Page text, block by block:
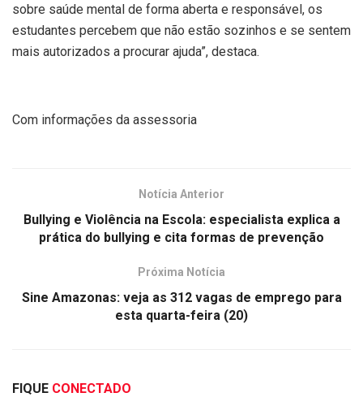
sobre saúde mental de forma aberta e responsável, os
estudantes percebem que não estão sozinhos e se sentem
mais autorizados a procurar ajuda”, destaca.
Com informações da assessoria
Notícia Anterior
Bullying e Violência na Escola: especialista explica a
prática do bullying e cita formas de prevenção
Próxima Notícia
Sine Amazonas: veja as 312 vagas de emprego para
esta quarta-feira (20)
FIQUE CONECTADO